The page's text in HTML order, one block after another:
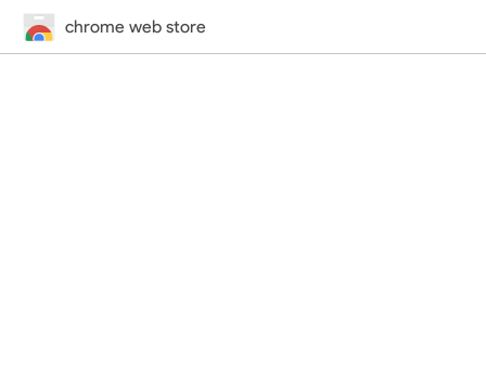
chrome web store